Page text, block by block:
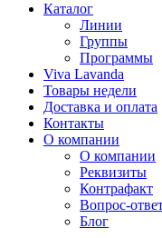
Каталог
Линии
Группы
Программы
Viva Lavanda
Товары недели
Доставка и оплата
Контакты
О компании
О компании
Реквизиты
Контрафакт
Вопрос-
Блог